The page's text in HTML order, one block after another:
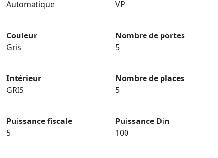
Automatique
VP
Couleur
Gris
Nombre de portes
5
Intérieur
GRIS
Nombre de places
5
Puissance fiscale
5
Puissance Din
100